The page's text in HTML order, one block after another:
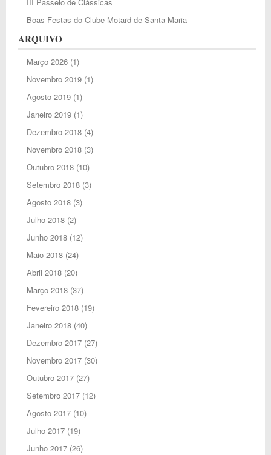
Boas Festas do Clube Motard de Santa Maria
ARQUIVO
Março 2026(1)
Novembro 2019(1)
Agosto 2019(1)
Janeiro 2019(1)
Dezembro 2018(4)
Novembro 2018(3)
Outubro 2018(10)
Setembro 2018(3)
Agosto 2018(3)
Julho 2018(2)
Junho 2018(12)
Maio 2018(24)
Abril 2018(20)
Março 2018(37)
Fevereiro 2018(19)
Janeiro 2018(40)
Dezembro 2017(27)
Novembro 2017(30)
Outubro 2017(27)
Setembro 2017(12)
Agosto 2017(10)
Julho 2017(19)
Junho 2017(26)